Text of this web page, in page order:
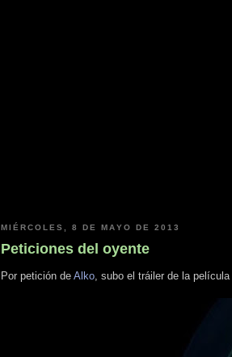
MIÉRCOLES, 8 DE MAYO DE 2013
Peticiones del oyente
Por petición de Alko, subo el tráiler de la película